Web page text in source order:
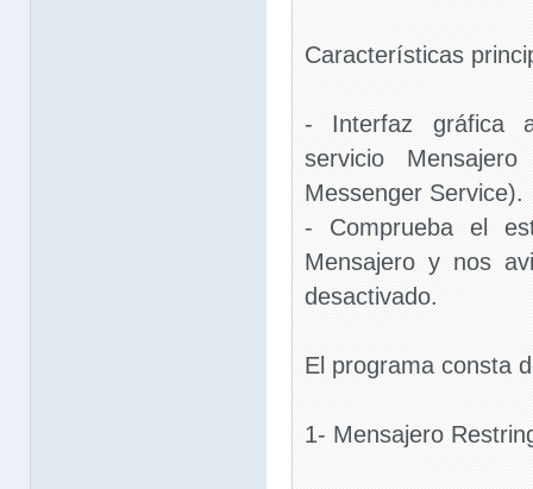
Características
- Interfaz gráfica
servicio
Messenger Service).
- Comprueba el
Mensajero y nos
desactivado.
El programa consta
1- Mensajero